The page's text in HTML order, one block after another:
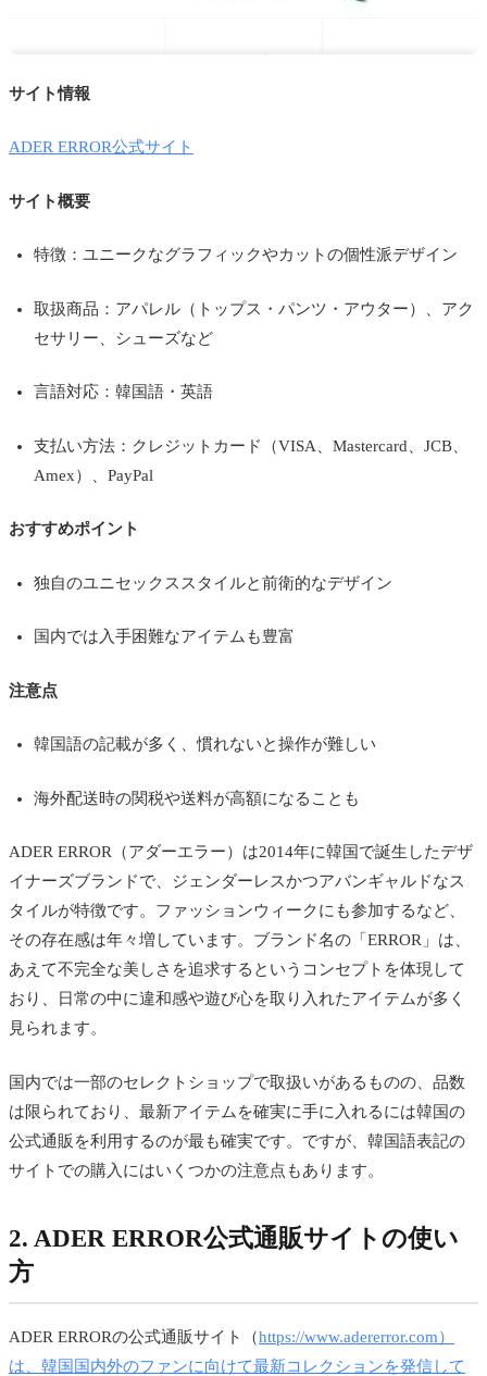
サイト情報
ADER ERROR公式サイト
サイト概要
特徴：ユニークなグラフィックやカットの個性派デザイン
取扱商品：アパレル（トップス・パンツ・アウター）、アク
セサリー、シューズなど
言語対応：韓国語・英語
支払い方法：クレジットカード（VISA、Mastercard、JCB、
Amex）、PayPal
おすすめポイント
独自のユニセックススタイルと前衛的なデザイン
国内では入手困難なアイテムも豊富
注意点
韓国語の記載が多く、慣れないと操作が難しい
海外配送時の関税や送料が高額になることも
ADER ERROR（アダーエラー）は2014年に韓国で誕生したデザ
イナーズブランドで、ジェンダーレスかつアバンギャルドなス
タイルが特徴です。ファッションウィークにも参加するなど、
その存在感は年々増しています。ブランド名の「ERROR」は、
あえて不完全な美しさを追求するというコンセプトを体現して
おり、日常の中に違和感や遊び心を取り入れたアイテムが多く
見られます。
国内では一部のセレクトショップで取扱いがあるものの、品数
は限られており、最新アイテムを確実に手に入れるには韓国の
公式通販を利用するのが最も確実です。ですが、韓国語表記の
サイトでの購入にはいくつかの注意点もあります。
2. ADER ERROR公式通販サイトの使い
方
ADER ERRORの公式通販サイト（https://www.adererror.com）
は、韓国国内外のファンに向けて最新コレクションを発信して